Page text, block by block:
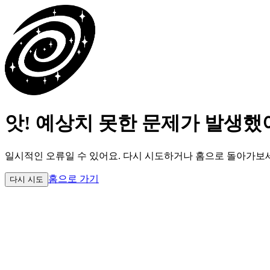
앗! 예상치 못한 문제가 발생했
일시적인 오류일 수 있어요. 다시 시도하거나 홈으로 돌아가보
다시 시도 홈으로 가기